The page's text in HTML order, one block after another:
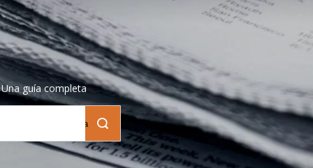
guía completa
Búsqueda